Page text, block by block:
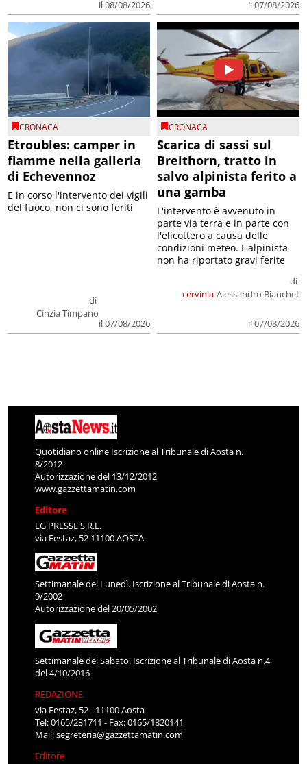
il 08/08/2026
il 07/08/2026
CRONACA
Etroubles: camper in
fiamme nella galleria
di Echevennoz
di
Cinzia Timpano
il 07/08/2026
E in corso l'intervento dei vigili
del fuoco, non ci sono feriti
CRONACA
Scarica di sassi sul
Breithorn, tratto in
salvo alpinista ferito a
una gamba
cervinia
di
Alessandro Bianchet
il 07/08/2026
L'intervento è avvenuto in
parte via terra e in parte con
l'elicottero a causa delle
condizioni meteo. L'alpinista
non ha riportato gravi ferite
Quotidiano online Iscrizione al Tribunale di Aosta n.
8/2012
Autorizzazione del 13/12/2012
www.gazzettamatin.com
Editore
LG PRESSE S.R.L.
via Festaz, 52 11100 AOSTA
Settimanale del Lunedì. Iscrizione al Tribunale di Aosta n.
9/2002
Autorizzazione del 20/05/2002
Settimanale del Sabato. Iscrizione al Tribunale di Aosta n.4
del 4/10/2016
REDAZIONE
via Festaz, 52 - 11100 Aosta
Tel: 0165/231711 - Fax: 0165/1820141
Mail:segreteria@gazzettamatin.com
Editore